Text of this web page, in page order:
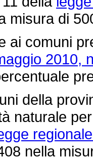
misura di
ai comuni
2010,
della
naturale
nella